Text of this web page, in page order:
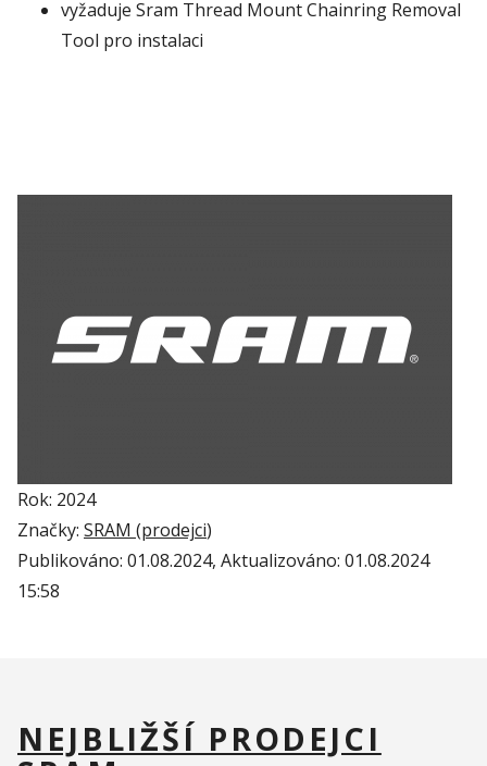
vyžaduje Sram Thread Mount Chainring Removal
Tool pro instalaci
Rok: 2024
Značky: SRAM (prodejci)
Publikováno: 01.08.2024, Aktualizováno: 01.08.2024
15:58
NEJBLIŽŠÍ PRODEJCI